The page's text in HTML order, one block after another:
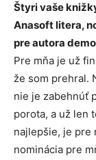
Štyri vaše
Anasoft litera,
pre autora
Pre mňa je už
že som prehral.
nie je zabehnúť
porota, a už len
najlepšie, je pre
nominácia pre